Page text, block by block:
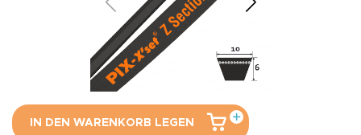
IN DEN WARENKORB LEGEN